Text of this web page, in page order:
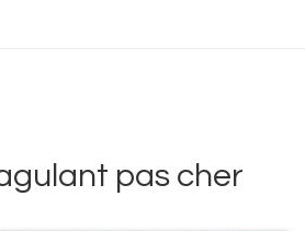
pas cher